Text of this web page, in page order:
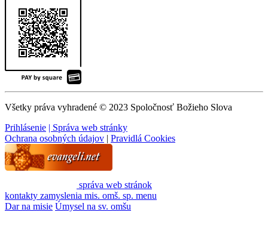
Všetky práva vyhradené © 2023 Spoločnosť Božieho Slova
Prihlásenie | Správa web stránky
Ochrana osobných údajov | Pravidlá Cookies
správa web stránok
kontakty zamyslenia mis. omš. sp. menu
Dar na misie Úmysel na sv. omšu